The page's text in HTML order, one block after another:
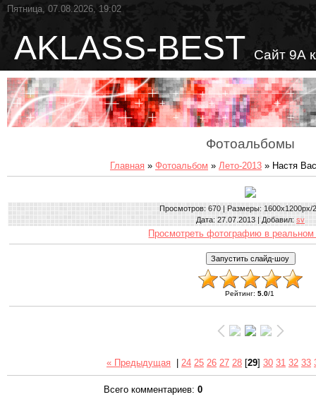
Пятница, 07.08.2026, 19:02
AKLASS-BEST Сайт 9А
Фотоальбомы
Главная » Фотоальбом » Лето-2013 » Настя
Просмотров: 670 | Размеры: 1600x1200px/
Дата: 27.07.2013 | Добавил: sv
Просмотреть фотографию в реальном
Рейтинг:5.0/1
« Предыдущая 24 25 26 27 28 [29] 30 31 32 33
Всего комментариев: 0